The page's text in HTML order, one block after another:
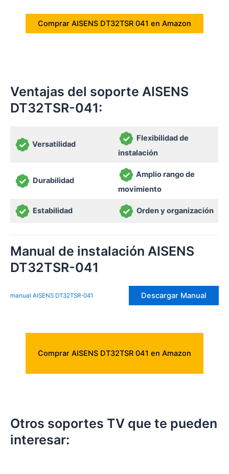
Comprar AISENS DT32TSR 041 en Amazon
Ventajas del soporte AISENS
DT32TSR-041:
Versatilidad
Flexibilidad de
instalación
Durabilidad
Amplio rango de
movimiento
Estabilidad Orden y organización
Manual de instalación AISENS
DT32TSR-041
manual AISENS DT32TSR-041 Descargar Manual
Comprar AISENS DT32TSR 041 en Amazon
Otros soportes TV que te pueden
interesar: